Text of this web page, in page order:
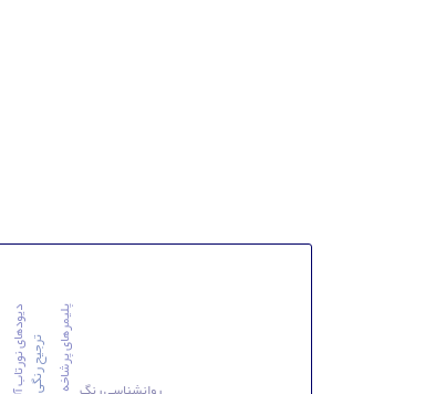
دیودهای نورتاب آلیترجیح رنگی پلیمرهای پرشاخه